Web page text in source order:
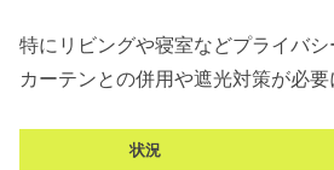
特にリビングや寝室などプライバ
カーテンとの併用や遮光対策が必要
状況